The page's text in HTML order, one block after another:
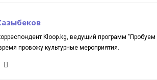
Kloop.kg, ведущий программ "Пробуем
провожу культурные мероприятия.